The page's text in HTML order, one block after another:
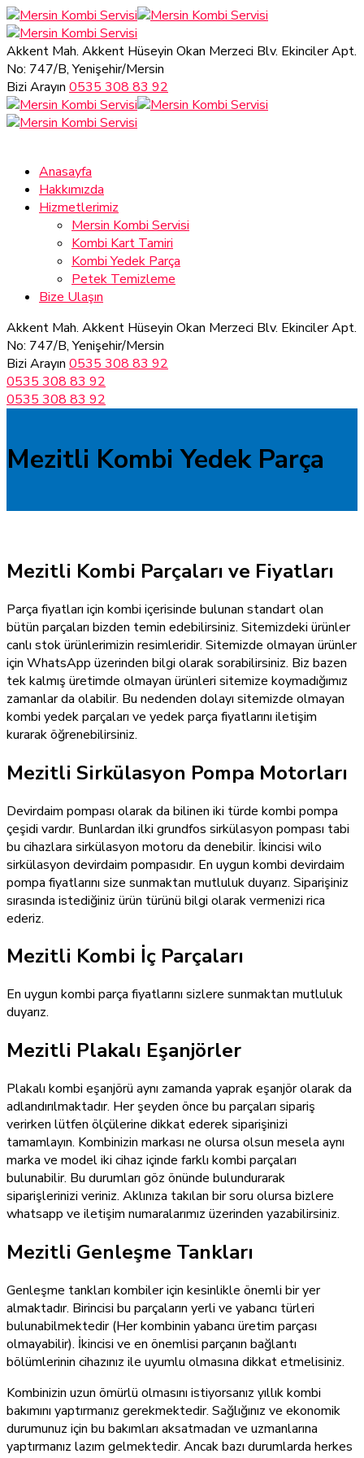
Akkent Mah. Akkent Hüseyin Okan Merzeci Blv. Ekinciler Apt.
No: 747/B, Yenişehir/Mersin
Bizi Arayın 0535 308 83 92
Anasayfa
Hakkımızda
Hizmetlerimiz
Mersin Kombi Servisi
Kombi Kart Tamiri
Kombi Yedek Parça
Petek Temizleme
Bize Ulaşın
Akkent Mah. Akkent Hüseyin Okan Merzeci Blv. Ekinciler Apt.
No: 747/B, Yenişehir/Mersin
Bizi Arayın 0535 308 83 92
0535 308 83 92
0535 308 83 92
Mezitli Kombi Yedek Parça
Mezitli Kombi Parçaları ve Fiyatları
Parça fiyatları için kombi içerisinde bulunan standart olan
bütün parçaları bizden temin edebilirsiniz. Sitemizdeki ürünler
canlı stok ürünlerimizin resimleridir. Sitemizde olmayan ürünler
için WhatsApp üzerinden bilgi olarak sorabilirsiniz. Biz bazen
tek kalmış üretimde olmayan ürünleri sitemize koymadığımız
zamanlar da olabilir. Bu nedenden dolayı sitemizde olmayan
kombi yedek parçaları ve yedek parça fiyatlarını iletişim
kurarak öğrenebilirsiniz.
Mezitli Sirkülasyon Pompa Motorları
Devirdaim pompası olarak da bilinen iki türde kombi pompa
çeşidi vardır. Bunlardan ilki grundfos sirkülasyon pompası tabi
bu cihazlara sirkülasyon motoru da denebilir. İkincisi wilo
sirkülasyon devirdaim pompasıdır. En uygun kombi devirdaim
pompa fiyatlarını size sunmaktan mutluluk duyarız. Siparişiniz
sırasında istediğiniz ürün türünü bilgi olarak vermenizi rica
ederiz.
Mezitli Kombi İç Parçaları
En uygun kombi parça fiyatlarını sizlere sunmaktan mutluluk
duyarız.
Mezitli Plakalı Eşanjörler
Plakalı kombi eşanjörü aynı zamanda yaprak eşanjör olarak da
adlandırılmaktadır. Her şeyden önce bu parçaları sipariş
verirken lütfen ölçülerine dikkat ederek siparişinizi
tamamlayın. Kombinizin markası ne olursa olsun mesela aynı
marka ve model iki cihaz içinde farklı kombi parçaları
bulunabilir. Bu durumları göz önünde bulundurarak
siparişlerinizi veriniz. Aklınıza takılan bir soru olursa bizlere
whatsapp ve iletişim numaralarımız üzerinden yazabilirsiniz.
Mezitli Genleşme Tankları
Genleşme tankları kombiler için kesinlikle önemli bir yer
almaktadır. Birincisi bu parçaların yerli ve yabancı türleri
bulunabilmektedir (Her kombinin yabancı üretim parçası
olmayabilir). İkincisi ve en önemlisi parçanın bağlantı
bölümlerinin cihazınız ile uyumlu olmasına dikkat etmelisiniz.
Kombinizin uzun ömürlü olmasını istiyorsanız yıllık kombi
bakımını yaptırmanız gerekmektedir. Sağlığınız ve ekonomik
durumunuz için bu bakımları aksatmadan ve uzmanlarına
yaptırmanız lazım gelmektedir. Ancak bazı durumlarda herkes